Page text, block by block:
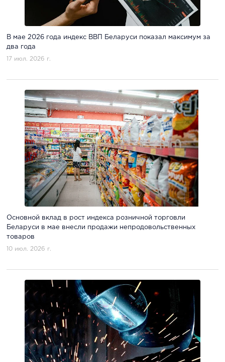
В мае 2026 года индекс ВВП Беларуси показал максимум за
два года
17 июл. 2026 г.
Основной вклад в рост индекса розничной торговли
Беларуси в мае внесли продажи непродовольственных
товаров
10 июл. 2026 г.